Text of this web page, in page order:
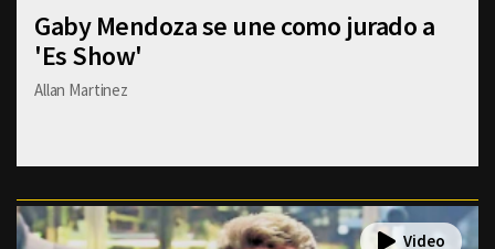
Gaby Mendoza se une como jurado a
'Es Show'
Allan Martinez